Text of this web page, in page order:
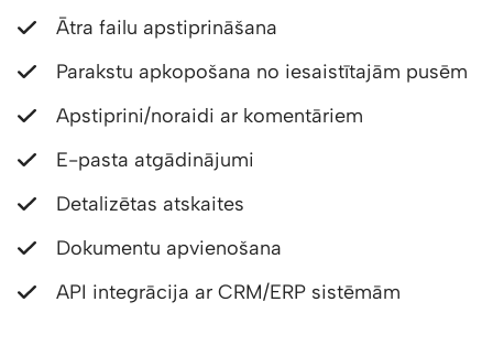
Ātra failu apstiprināšana
Parakstu apkopošana no iesaistītajām pusēm
Apstiprini/noraidi ar komentāriem
E-pasta atgādinājumi
Detalizētas atskaites
Dokumentu apvienošana
API integrācija ar CRM/ERP sistēmām